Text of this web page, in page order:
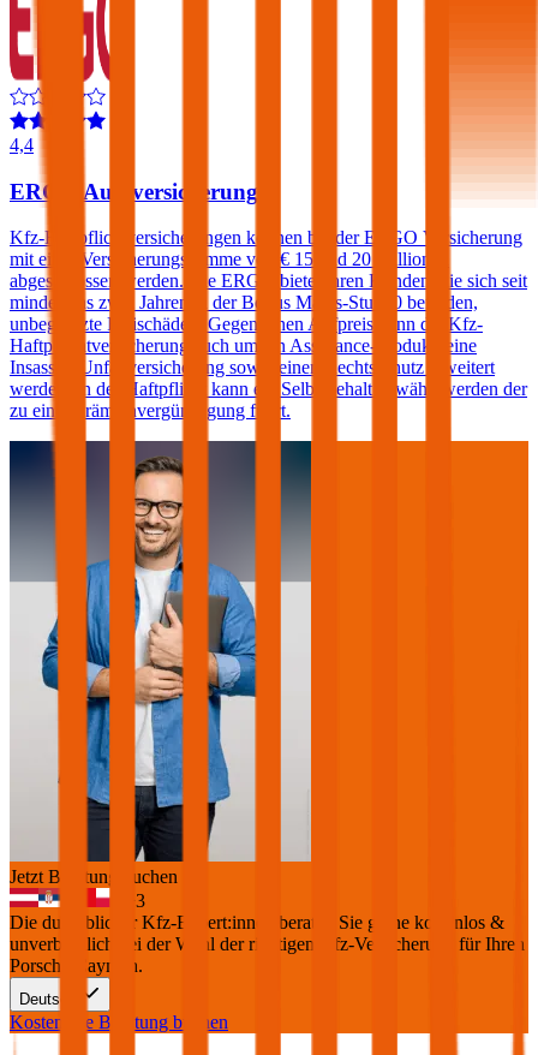
4,4
ERGO Autoversicherung
Kfz-Haftpflichtversicherungen können bei der ERGO Versicherung
mit einer Versicherungssumme von € 15 und 20 Millionen
abgeschlossen werden. Die ERGO bietet ihren Kunden, die sich seit
mindestens zwei Jahren in der Bonus Malus-Stufe 0 befinden,
unbegrenzte Freischäden. Gegen einen Aufpreis kann die Kfz-
Haftpflichtversicherung auch um ein Assistance-Produkt, eine
Insassen-Unfallversicherung sowie einen Rechtsschutz erweitert
werden. In der Haftpflicht kann ein Selbstbehalt gewählt werden der
zu einer Prämienvergünstigung führt.
Jetzt Beratung buchen
+3
Die durchblicker Kfz-Expert:innen beraten Sie gerne kostenlos &
unverbindlich bei der Wahl der richtigen Kfz-Versicherung für Ihren
Porsche Cayman.
Deutsch
Kostenlose Beratung buchen